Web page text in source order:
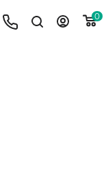
0